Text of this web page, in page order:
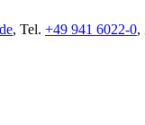
, Tel. +49 941 6022-0,